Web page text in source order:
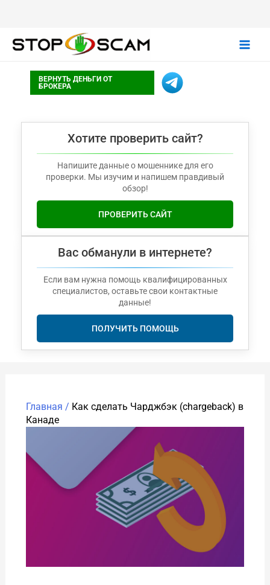
ВЕРНУТЬ ДЕНЬГИ ОТ
БРОКЕРА
Хотите проверить сайт?
Напишите данные о мошеннике для его
проверки. Мы изучим и напишем правдивый
обзор!
ПРОВЕРИТЬ САЙТ
Вас обманули в интернете?
Если вам нужна помощь квалифицированных
специалистов, оставьте свои контактные
данные!
ПОЛУЧИТЬ ПОМОЩЬ
Главная / Как сделать Чарджбэк (chargeback) в
Канаде